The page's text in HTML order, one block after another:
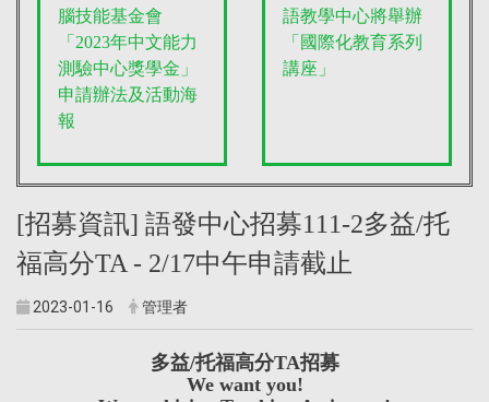
腦技能基金會
「2023年中文能力
測驗中心獎學金」
申請辦法及活動海
報
語教學中心將舉辦
「國際化教育系列
講座」
[招募資訊] 語發中心招募111-2多益/托
福高分TA - 2/17中午申請截止
2023-01-16 管理者
多益/托福高分TA招募
We want you!